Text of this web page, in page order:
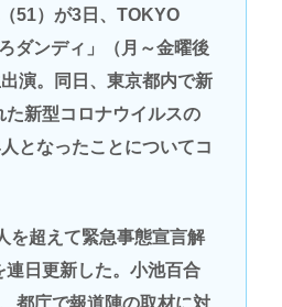
51）が3日、TOKYO
ダンディ」（月～金曜後
演。同日、東京都内で新
た新型コロナウイルスの
となったことについてコ
超えて緊急事態宣言解
連日更新した。小池百合